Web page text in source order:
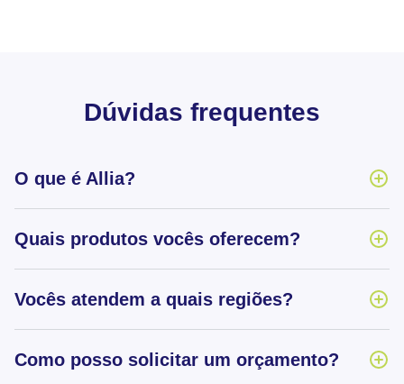
Dúvidas frequentes
O que é Allia?
Quais produtos vocês oferecem?
Vocês atendem a quais regiões?
Como posso solicitar um orçamento?